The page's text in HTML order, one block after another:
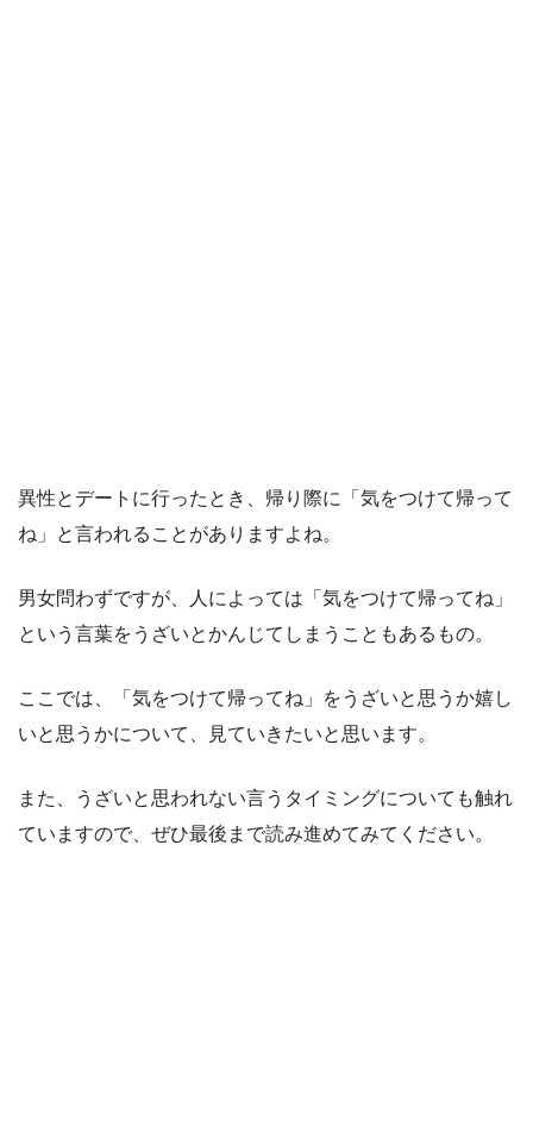
異性とデートに行ったとき、帰り際に「気をつけて帰って
ね」と言われることがありますよね。
男女問わずですが、人によっては「気をつけて帰ってね」
という言葉をうざいとかんじてしまうこともあるもの。
ここでは、「気をつけて帰ってね」をうざいと思うか嬉し
いと思うかについて、見ていきたいと思います。
また、うざいと思われない言うタイミングについても触れ
ていますので、ぜひ最後まで読み進めてみてください。